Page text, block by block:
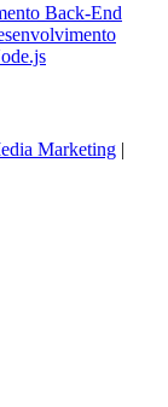
Back-End
Marketing |